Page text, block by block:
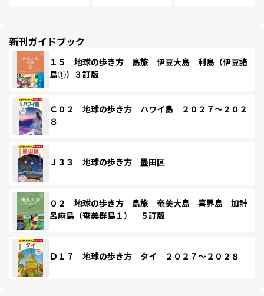
新刊ガイドブック
１５ 地球の歩き方 島旅 伊豆大島 利島（伊豆諸
島①）３訂版
Ｃ０２ 地球の歩き方 ハワイ島 ２０２７～２０２
８
Ｊ３３ 地球の歩き方 墨田区
０２ 地球の歩き方 島旅 奄美大島 喜界島 加計
呂麻島（奄美群島１） ５訂版
Ｄ１７ 地球の歩き方 タイ ２０２７～２０２８